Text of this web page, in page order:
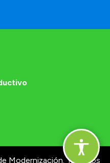
Modernización. Términos